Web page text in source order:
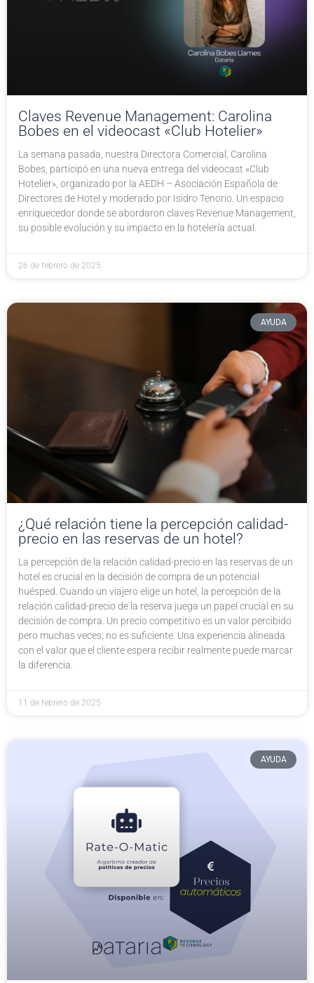
Claves Revenue Management: Carolina
Bobes en el videocast «Club Hotelier»
La semana pasada, nuestra Directora Comercial, Carolina
Bobes, participó en una nueva entrega del videocast «Club
Hotelier», organizado por la AEDH – Asociación Española de
Directores de Hotel y moderado por Isidro Tenorio. Un espacio
enriquecedor donde se abordaron claves Revenue Management,
su posible evolución y su impacto en la hotelería actual.
26 de febrero de 2025
AYUDA
¿Qué relación tiene la percepción calidad-
precio en las reservas de un hotel?
La percepción de la relación calidad-precio en las reservas de un
hotel es crucial en la decisión de compra de un potencial
huésped. Cuando un viajero elige un hotel, la percepción de la
relación calidad-precio de la reserva juega un papel crucial en su
decisión de compra. Un precio competitivo es un valor percibido
pero muchas veces, no es suficiente. Una experiencia alineada
con el valor que el cliente espera recibir realmente puede marcar
la diferencia.
11 de febrero de 2025
AYUDA